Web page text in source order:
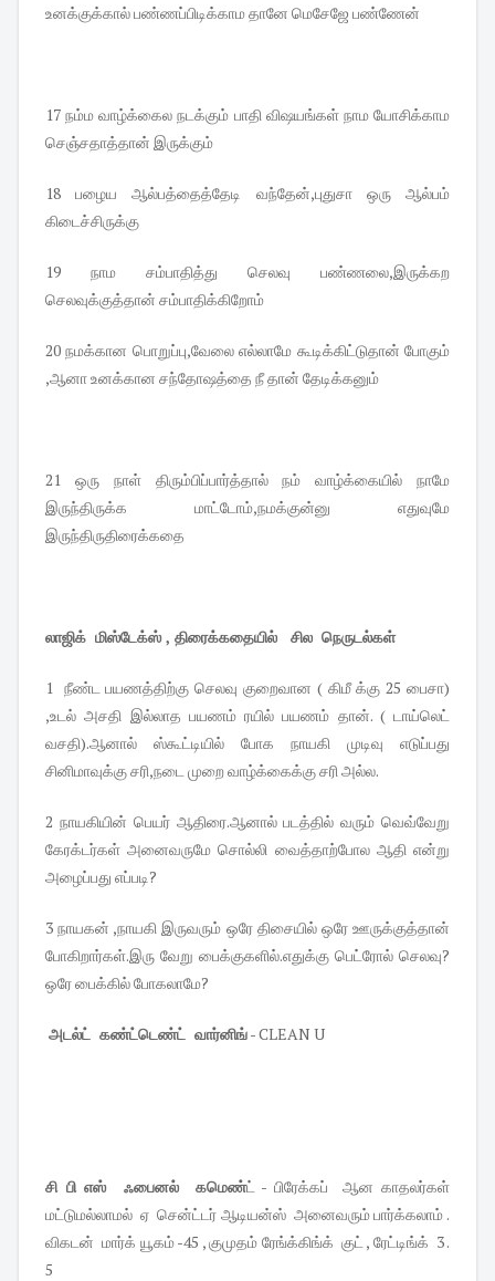
உனக்குக்கால் பண்ணப்பிடிக்காம தானே மெசேஜே பண்ணேன்
17 நம்ம வாழ்க்கைல நடக்கும் பாதி விஷயங்கள் நாம யோசிக்காம
செஞ்சதாத்தான் இருக்கும்
18 பழைய ஆல்பத்தைத்தேடி வந்தேன்,புதுசா ஒரு ஆல்பம்
கிடைச்சிருக்கு
19 நாம சம்பாதித்து செலவு பண்ணலை,இருக்கற
செலவுக்குத்தான் சம்பாதிக்கிறோம்
20 நமக்கான பொறுப்பு,வேலை எல்லாமே கூடிக்கிட்டுதான் போகும்
,ஆனா உனக்கான சந்தோஷத்தை நீ தான் தேடிக்கனும்
21 ஒரு நாள் திரும்பிப்பார்த்தால் நம் வாழ்க்கையில் நாமே
இருந்திருக்க மாட்டோம்,நமக்குன்னு எதுவுமே
இருந்திருதிரைக்கதை
லாஜிக் மிஸ்டேக்ஸ் , திரைக்கதையில் சில நெருடல்கள்
1 நீண்ட பயணத்திற்கு செலவு குறைவான ( கிமீ க்கு 25 பைசா)
,உடல் அசதி இல்லாத பயணம் ரயில் பயணம் தான். ( டாய்லெட்
வசதி).ஆனால் ஸ்கூட்டியில் போக நாயகி முடிவு எடுப்பது
சினிமாவுக்கு சரி,நடை முறை வாழ்க்கைக்கு சரி அல்ல.
2 நாயகியின் பெயர் ஆதிரை.ஆனால் படத்தில் வரும் வெவ்வேறு
கேரக்டர்கள் அனைவருமே சொல்லி வைத்தாற்போல ஆதி என்று
அழைப்பது எப்படி?
3 நாயகன் ,நாயகி இருவரும் ஒரே திசையில் ஒரே ஊருக்குத்தான்
போகிறார்கள்.இரு வேறு பைக்குகளில்.எதுக்கு பெட்ரோல் செலவு?
ஒரே பைக்கில் போகலாமே?
அடல்ட் கண்ட்டெண்ட் வார்னிங்- CLEAN U
சி பி எஸ் ஃபைனல் கமெண்ட் - பிரேக்கப் ஆன காதலர்கள்
மட்டுமல்லாமல் ஏ சென்ட்டர் ஆடியன்ஸ் அனைவரும் பார்க்கலாம் .
விகடன் மார்க் யூகம் -45 , குமுதம் ரேங்க்கிங்க் குட் , ரேட்டிங்க் 3 .
5